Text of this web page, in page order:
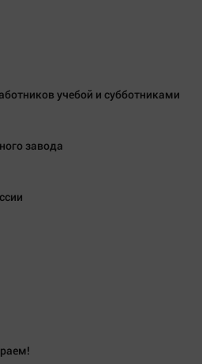
учебой и субботниками
завода